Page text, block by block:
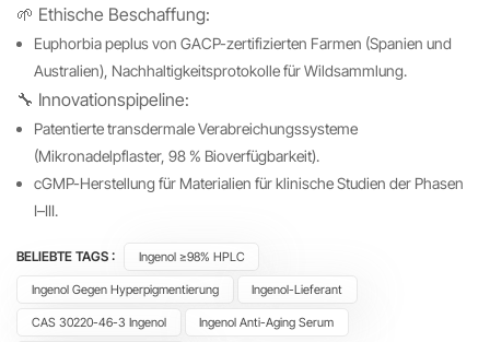
🌱 Ethische Beschaffung:
Euphorbia peplus von GACP-zertifizierten Farmen (Spanien und
Australien), Nachhaltigkeitsprotokolle für Wildsammlung.
🔧 Innovationspipeline:
Patentierte transdermale Verabreichungssysteme
(Mikronadelpflaster, 98 % Bioverfügbarkeit).
cGMP-Herstellung für Materialien für klinische Studien der Phasen
I–III.
BELIEBTE TAGS : Ingenol ≥98% HPLC
Ingenol Gegen Hyperpigmentierung Ingenol-Lieferant
CAS 30220-46-3 Ingenol Ingenol Anti-Aging Serum